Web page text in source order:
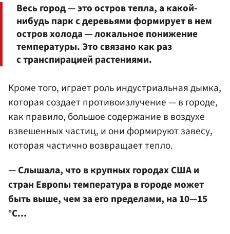
Весь город — это остров тепла, а какой-
нибудь парк с деревьями формирует в нем
остров холода — локальное понижение
температуры. Это связано как раз
с транспирацией растениями.
Кроме того, играет роль индустриальная дымка,
которая создает противоизлучение — в городе,
как правило, большое содержание в воздухе
взвешенных частиц, и они формируют завесу,
которая частично возвращает тепло.
— Слышала, что в крупных городах США и
стран Европы температура в городе может
быть выше, чем за его пределами, на 10—15
°C...